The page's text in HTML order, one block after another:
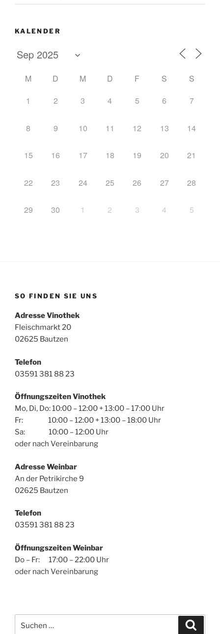
KALENDER
M D M D F S
S
1
2 3 4 5 6 7
8 9 10 11 12 13 14
15 16 17 18 19 20 21
22 23 24 25 26 27 28
29 30 1 2 3 4 5
SO FINDEN SIE UNS
Adresse Vinothek
Fleischmarkt 20
02625 Bautzen
Telefon
03591 381 88 23
Öffnungszeiten Vinothek
Mo, Di, Do: 10:00 – 12:00 + 13:00 – 17:00 Uhr
Fr: 10:00 – 12:00 + 13:00 – 18:00 Uhr
Sa: 10:00 – 12:00 Uhr
oder nach Vereinbarung
Adresse Weinbar
An der Petrikirche 9
02625 Bautzen
Telefon
03591 381 88 23
Öffnungszeiten Weinbar
Do – Fr: 17:00 – 22:00 Uhr
oder nach Vereinbarung
nach: